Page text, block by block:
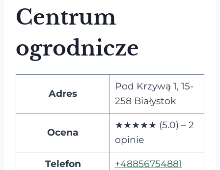
Centrum
ogrodnicze
Adres
Pod Krzywą 1, 15-
258 Białystok
Ocena
★★★★★ (5.0) – 2
opinie
Telefon +48856754881